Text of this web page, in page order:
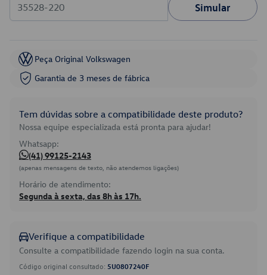
Simular
Peça Original Volkswagen
Garantia de 3 meses de fábrica
Tem dúvidas sobre a compatibilidade deste produto?
Nossa equipe especializada está pronta para ajudar!
Whatsapp:
(41) 99125-2143
(apenas mensagens de texto, não atendemos ligações)
Horário de atendimento:
Segunda à sexta, das 8h às 17h.
Verifique a compatibilidade
Consulte a compatibilidade fazendo login na sua conta.
Código original consultado: 5U0807240F